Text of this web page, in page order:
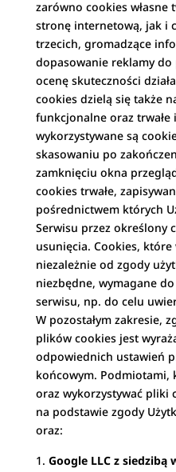
zarówno cookies własne
stronę internetową, jak i
trzecich, gromadzące
dopasowanie reklamy
ocenę skuteczności
cookies dzielą się także
funkcjonalne oraz trwałe
wykorzystywane są
skasowaniu po
zamknięciu okna
cookies trwałe,
pośrednictwem których
Serwisu przez określony
usunięcia. Cookies,
niezależnie od zgody
niezbędne, wymagane
serwisu, np. do celu
W pozostałym zakresie,
plików cookies jest
odpowiednich ustawień
końcowym. Podmiotami,
oraz wykorzystywać pliki
na podstawie zgody
oraz:
Google LLC z siedzibą